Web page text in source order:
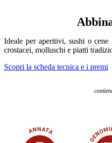
Ideale per aperitivi, sushi o cene
crostacei, molluschi e piatti
Scopri la scheda tecnica e i premi